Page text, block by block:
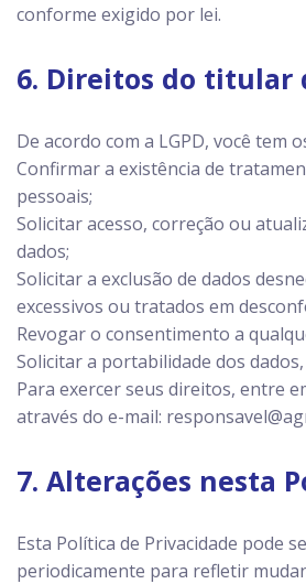
conforme exigido por lei.
6. Direitos do titular
De acordo com a LGPD, você tem
Confirmar a existência de
pessoais;
Solicitar acesso, correção ou
dados;
Solicitar a exclusão de dados
excessivos ou tratados em
Revogar o consentimento a
Solicitar a portabilidade dos
Para exercer seus direitos, entre
através do e-mail:
7. Alterações nesta
Esta Política de Privacidade pode
periodicamente para refletir